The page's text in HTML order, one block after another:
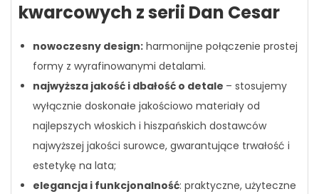
kwarcowych z serii Dan Cesar
nowoczesny design: harmonijne połączenie prostej
formy z wyrafinowanymi detalami.
najwyższa jakość i dbałość o detale – stosujemy
wyłącznie doskonałe jakościowo materiały od
najlepszych włoskich i hiszpańskich dostawców
najwyższej jakości surowce, gwarantujące trwałość i
estetykę na lata;
elegancja i funkcjonalność: praktyczne, użyteczne